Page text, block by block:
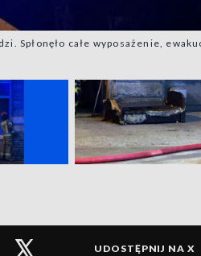
Spłonęło całe wyposażenie,
UDOSTĘPNIJ NA X